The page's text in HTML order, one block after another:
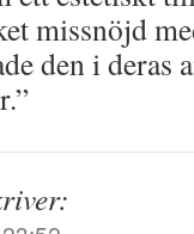
missnöjd
den i